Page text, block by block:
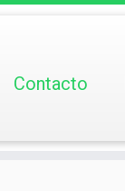
Contacto